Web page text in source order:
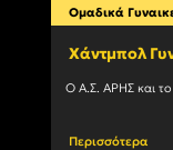
Ομαδικά
Χάντμπολ
Περισσότερα